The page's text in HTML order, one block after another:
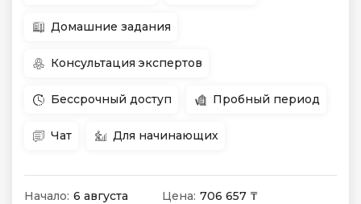
Домашние задания
Консультация экспертов
Бессрочный доступ Пробный период
Чат Для начинающих
Начало: 6 августа Цена: 706 657 ₸